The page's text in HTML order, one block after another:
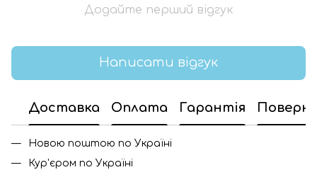
Додайте перший відгук
Написати відгук
Доставка Оплата Гарантія
Новою поштою по Україні
Кур'єром по Україні